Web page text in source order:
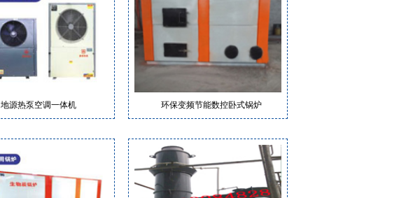
地源热泵空调一体机 环保变频节能数控卧式锅炉